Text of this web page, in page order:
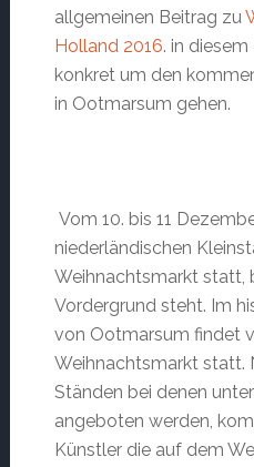
allgemeinen Beitrag zu
Holland 2016. in
konkret um den
in Ootmarsum gehen.
Vom 10. bis 11
niederländischen
Weihnachtsmarkt statt,
Vordergrund steht. Im
von Ootmarsum findet
Weihnachtsmarkt statt.
Ständen bei denen
angeboten werden,
Künstler die auf dem